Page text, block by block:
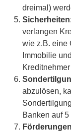
dreimal)
Sicherheiten
verlangen
wie z.B. eine
Immobilie
abzulösen,
Banken auf
Förderungen